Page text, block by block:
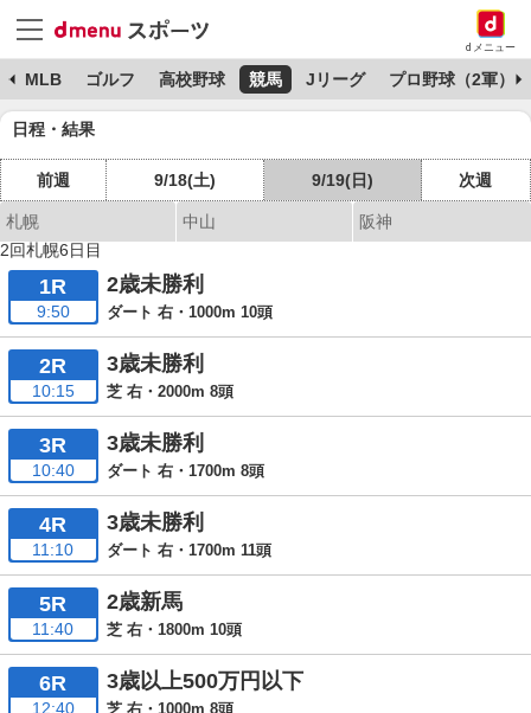
dメニュー
MLB ゴルフ 高校野球 競馬 Jリーグ プロ野球（2軍）
日程・結果
前週 9/18(土) 9/19(日) 次週
札幌 中山
阪神
2回札幌6日目
1R
9:50
2歳未勝利
ダート 右・1000m 10頭
2R
10:15
3歳未勝利
芝 右・2000m 8頭
3R
10:40
3歳未勝利
ダート 右・1700m 8頭
4R
11:10
3歳未勝利
ダート 右・1700m 11頭
5R
11:40
2歳新馬
芝 右・1800m 10頭
6R
12:40
3歳以上500万円以下
芝 右・1000m 8頭